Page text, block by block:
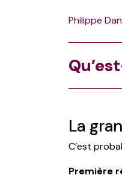
Philippe
La
C’est
Première